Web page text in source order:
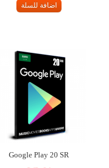
اضافة للسلة
Google Play 20 SR